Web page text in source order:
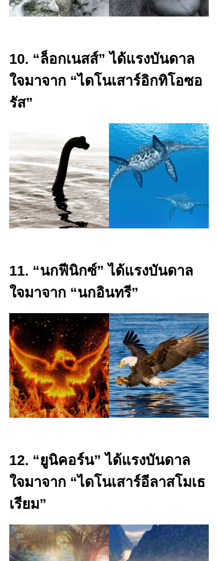
10. “ล็อกเนสส์” ได้แรงบันดาล
ใจมาจาก “ไดโนเสาร์อิกทิโอซอ
รัส”
11. “นกฟีนิกซ์” ได้แรงบันดาล
ใจมาจาก “นกอินทรี”
12. “ยูนิคอร์น” ได้แรงบันดาล
ใจมาจาก “ไดโนเสาร์อีลาสโมเธ
เรียม”